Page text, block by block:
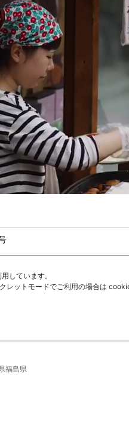
しています。
レットモードでご利用の場合は
福島県